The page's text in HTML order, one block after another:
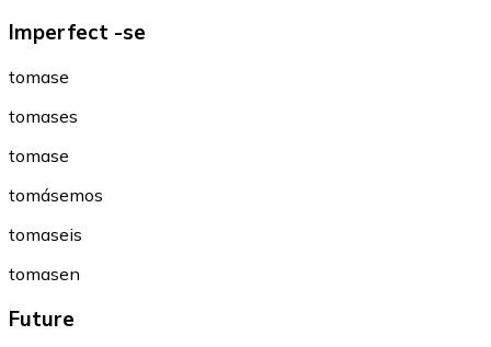
Imperfect -se
tomase
tomases
tomase
tomásemos
tomaseis
tomasen
Future